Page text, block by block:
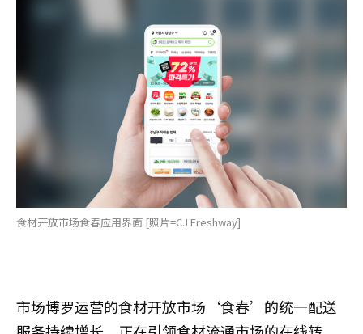
食材开放市场食春应用界面 [照片=CJ Freshway]
市场博罗运营的食材开放市场‘食春’的统一配送